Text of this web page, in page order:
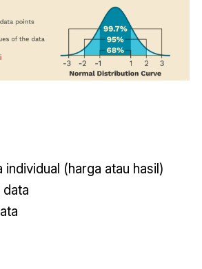
individual (harga atau hasil)